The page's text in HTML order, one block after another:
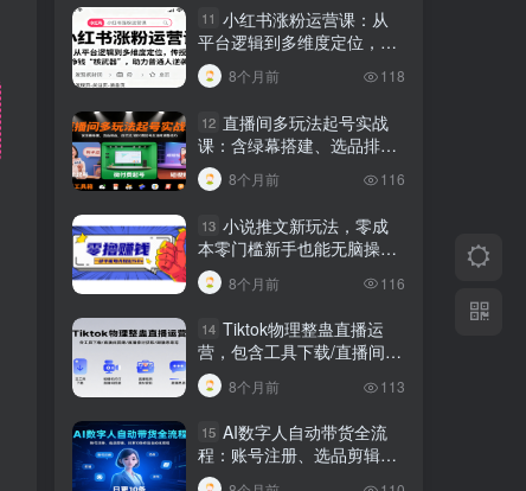
11 小红书涨粉运营课：从
平台逻辑到多维度定位，传
授挣钱 “核武器”，助力普通
人逆袭8个月前 118
12 直播间多玩法起号实战
课：含绿幕搭建、选品排
品，自然流/微付费起号及违
规调整技巧
8个月前 116
13 小说推文新玩法，零成
本零门槛新手也能无脑操
作，轻松月收入5000
8个月前 116
14 Tiktok物理整蛊直播运
营，包含工具下载/直播间搭
建/直播素材获取/跟播思路
等
8个月前 113
15 AI数字人自动带货全流
程：账号注册、选品剪辑，
日更10条作品自动化变现